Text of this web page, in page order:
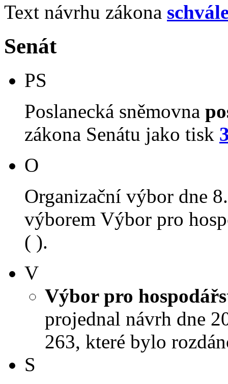
Text návrhu zákona
Senát
PS
Poslanecká sněmovna
zákona Senátu jako tisk
O
Organizační výbor dne
výborem Výbor pro
( ).
V
Výbor pro
projednal návrh dne
263, které bylo
S